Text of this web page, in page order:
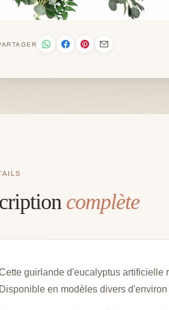
complète
guirlande d'eucalyptus artificielle
Disponible en modèles divers